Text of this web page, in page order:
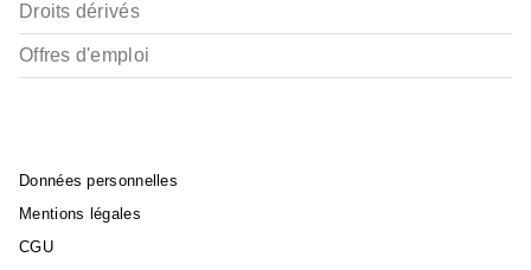
Droits dérivés
Offres d'emploi
Données personnelles
Mentions légales
CGU